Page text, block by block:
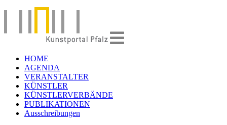
HOME
AGENDA
VERANSTALTER
KÜNSTLER
KÜNSTLERVERBÄNDE
PUBLIKATIONEN
Ausschreibungen